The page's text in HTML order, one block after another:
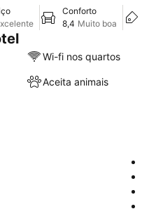
Conforto
8,4 Muito boa
Wi-fi nos quartos
Aceita animais